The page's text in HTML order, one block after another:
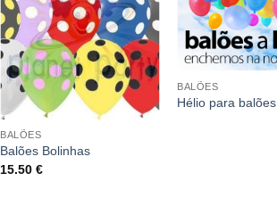
BALÕES
Balões Bolinhas
15.50€
BALÕES
Hélio para balões